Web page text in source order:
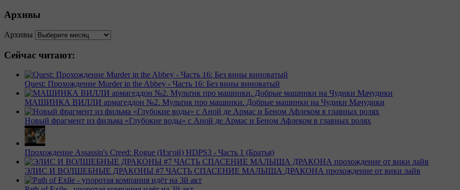
Архивы
Архивы
Сейчас читают:
Quest: Прохождение Murder in the Abbey - Часть 16: Без вины виноватый
МАШИНКА ВИЛЛИ армагеддон №2. Мультик про машинки. Добрые машинки на Чудики Мачудики
Новый фрагмент из фильма «Глубокие воды» с Аной де Армас и Беном Афлеком в главных ролях
Прохождение Assassin's Creed: Rogue (Изгой) HDPS3 - Часть 1 (Братья)
ЭЛИС И ВОЛШЕБНЫЕ ДРАКОНЫ #7 ЧАСТЬ СПАСЕНИЕ МАЛЫША ДРАКОНА прохождение от вики лайв